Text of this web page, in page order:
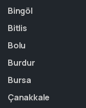
Bingöl
Bitlis
Bolu
Burdur
Bursa
Çanakkale